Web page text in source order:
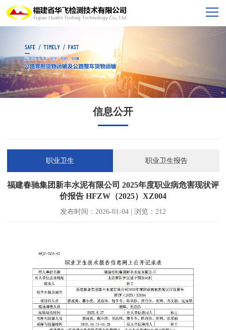
信息公开
职业卫生 职业卫生报告
福建春驰集团新丰水泥有限公司 2025年度职业病危害现状评
价报告 HFZW（2025）XZ004
发布时间：2026-01-04 | 浏览：212